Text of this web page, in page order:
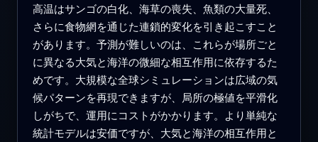
高温はサンゴの白化、海草の喪失、魚類の大量死、
さらに食物網を通じた連鎖的変化を引き起こすこと
があります。予測が難しいのは、これらが場所ごと
に異なる大気と海洋の微細な相互作用に依存するた
めです。大規模な全球シミュレーションは広域の気
候パターンを再現できますが、局所の極値を平滑化
しがちで、運用にコストがかかります。より単純な
統計モデルは安価ですが、大気と海洋の相互作用と